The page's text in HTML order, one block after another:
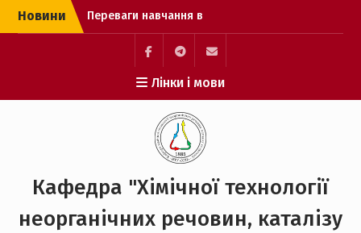
Перейти
Новини
Переваги навчання в
університеті
Хімтехнологія без
кордонів: вступай та
відкривай шлях до
навчання в Німеччині
Ліквідація академічної
заборгованності
Элемент
меню
Элемент
меню
Элемент
меню
Лінки і мови
Кафедра "Хімічної технології
неорганічних речовин, каталізу